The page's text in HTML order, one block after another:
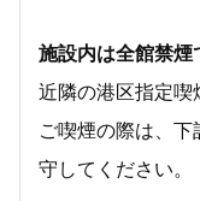
施設内は全館禁煙
近隣の港区指定喫
ご喫煙の際は、
守してください。